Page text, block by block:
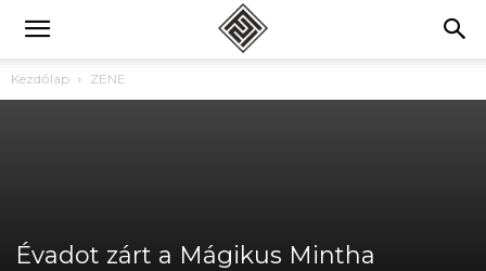
Kezdőlap ZENE
Évadot zárt a Mágikus Mintha